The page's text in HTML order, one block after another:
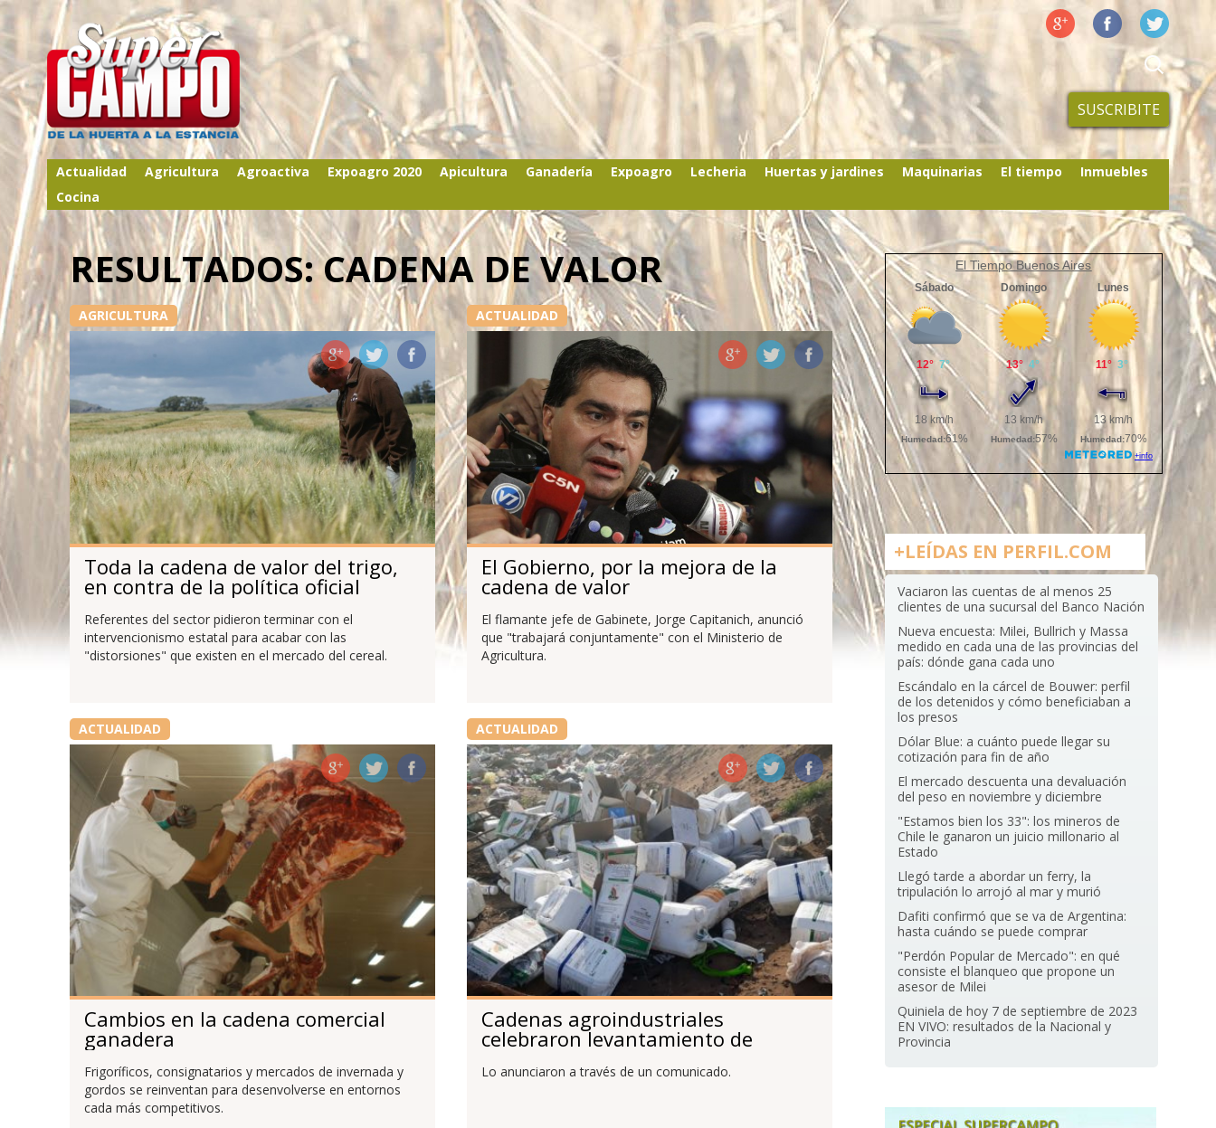
SUSCRIBITE
Actualidad Agricultura Agroactiva Expoagro 2020 Apicultura Ganadería Expoagro Lecheria Huertas y jardines Maquinarias El tiempo
Inmuebles
Cocina
RESULTADOS: CADENA DE VALOR
AGRICULTURA
Toda la cadena de valor del trigo,
en contra de la política oficial
Referentes del sector pidieron terminar con el
intervencionismo estatal para acabar con las
"distorsiones" que existen en el mercado del cereal.
ACTUALIDAD
El Gobierno, por la mejora de la
cadena de valor
El flamante jefe de Gabinete, Jorge Capitanich, anunció
que "trabajará conjuntamente" con el Ministerio de
Agricultura.
ACTUALIDAD
Cambios en la cadena comercial
ganadera
Frigoríficos, consignatarios y mercados de invernada y
gordos se reinventan para desenvolverse en entornos
cada más competitivos.
ACTUALIDAD
Cadenas agroindustriales
celebraron levantamiento de
Pampa
Lo anunciaron a través de un comunicado.
El Tiempo Buenos Aires
+LEÍDAS EN PERFIL.COM
Vaciaron las cuentas de al menos 25
clientes de una sucursal del Banco Nación
Nueva encuesta: Milei, Bullrich y Massa
medido en cada una de las provincias del
país: dónde gana cada uno
Escándalo en la cárcel de Bouwer: perfil
de los detenidos y cómo beneficiaban a
los presos
Dólar Blue: a cuánto puede llegar su
cotización para fin de año
El mercado descuenta una devaluación
del peso en noviembre y diciembre
"Estamos bien los 33": los mineros de
Chile le ganaron un juicio millonario al
Estado
Llegó tarde a abordar un ferry, la
tripulación lo arrojó al mar y murió
Dafiti confirmó que se va de Argentina:
hasta cuándo se puede comprar
"Perdón Popular de Mercado": en qué
consiste el blanqueo que propone un
asesor de Milei
Quiniela de hoy 7 de septiembre de 2023
EN VIVO: resultados de la Nacional y
Provincia